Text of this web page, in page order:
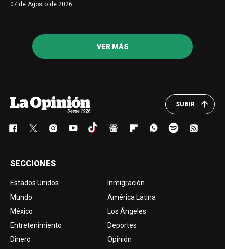
07 de Agosto de 2026
VER MÁS
SUBIR
SECCIONES
Estados Unidos
Inmigración
Mundo
América Latina
México
Los Ángeles
Entretenimiento
Deportes
Dinero
Opinión